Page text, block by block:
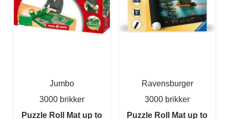
Jumbo
3000 brikker
Puzzle Roll Mat up to
Ravensburger
3000 brikker
Puzzle Roll Mat up to